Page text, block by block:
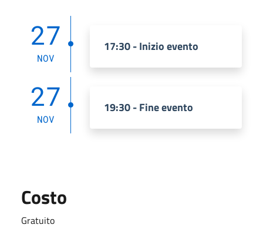
27
NOV
17:30 - Inizio evento
27
NOV
19:30 - Fine evento
Costo
Gratuito